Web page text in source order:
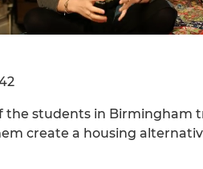
the students in Birmingham
create a housing